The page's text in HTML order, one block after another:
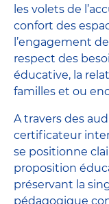
les volets de
confort des
l’engagement
respect des
éducative, la
familles et ou
A travers des
certificateur
se positionne
proposition
préservant la
pédagogique